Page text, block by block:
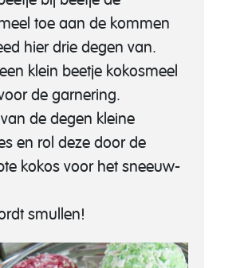
toe aan de kommen
hier drie degen van.
klein beetje kokosmeel
de garnering.
de degen kleine
en rol deze door de
kokos voor het sneeuw-
smullen!